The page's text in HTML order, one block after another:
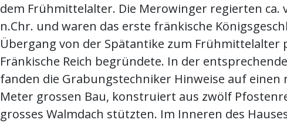
dem Frühmittelalter. Die Merowinger regierten ca.
n.Chr. und waren das erste fränkische
Übergang von der Spätantike zum Frühmittelalter
Fränkische Reich begründete. In der
fanden die Grabungstechniker Hinweise auf einen
Meter grossen Bau, konstruiert aus zwölf
grosses Walmdach stützten. Im Inneren des